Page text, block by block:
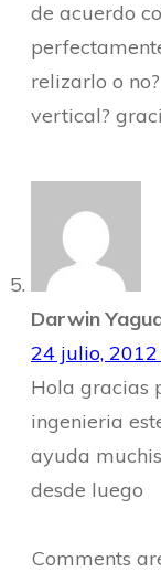
de acuerdo
relizarlo o
vertical?
Darwin
24 julio,
Hola gracias
ingenieria
ayuda
desde luego
Comments